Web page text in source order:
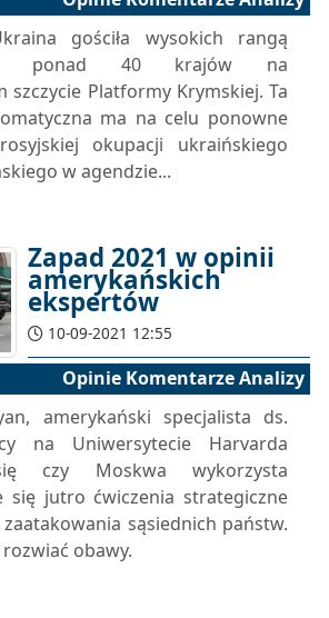
gościła wysokich rangą
ponad 40 krajów na
szczycie Platformy Krymskiej. Ta
ma na celu ponowne
okupacji ukraińskiego
w agendzie...
Zapad 2021 w opinii
amerykańskich
ekspertów
10-09-2021 12:55
Opinie Komentarze Analizy
amerykański specjalista ds.
na Uniwersytecie Harvarda
czy Moskwa wykorzysta
się jutro ćwiczenia strategiczne
sąsiednich państw.
obawy.